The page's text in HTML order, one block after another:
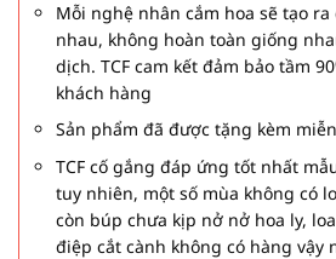
Mỗi nghệ nhân cắm hoa sẽ tạo ra
nhau, không hoàn toàn giống
dịch. TCF cam kết đảm bảo tầm
khách hàng
Sản phẩm đã được tặng kèm
TCF cố gắng đáp ứng tốt nhất
tuy nhiên, một số mùa không có
còn búp chưa kịp nở nở hoa ly,
điệp cắt cành không có hàng vậy